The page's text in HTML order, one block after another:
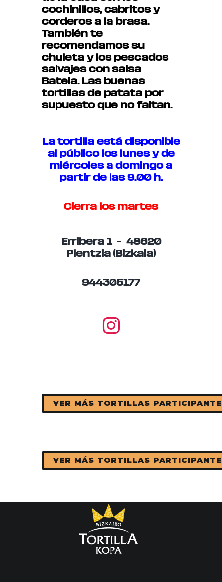
cochinillos, cabritos y
corderos a la brasa.
También te
recomendamos su
chuleta y los pescados
salvajes con salsa
Batela. Las buenas
tortillas de patata por
supuesto que no faltan.
La tortilla está disponible
al público los lunes y de
miércoles a domingo a
partir de las 9.00 h.
Cierra los martes
Erribera 1 – 48620
Plentzia (Bizkaia)
944305177
VER MÁS TORTILLAS
VER MÁS TORTILLAS